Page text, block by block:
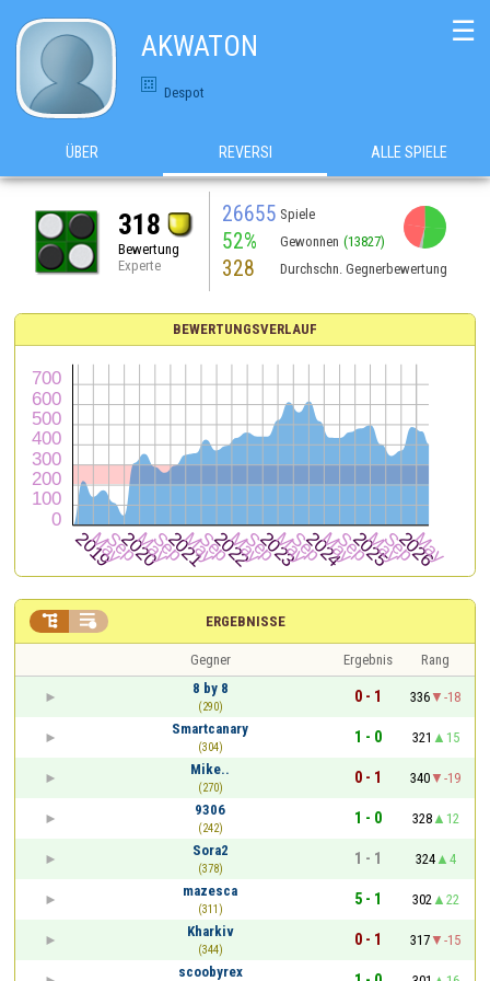
AKWATON
Despot
☰
ÜBER REVERSI ALLE SPIELE
318
Bewertung
Experte
26655 Spiele
52% Gewonnen (13827)
328 Durchschn. Gegnerbewertung
BEWERTUNGSVERLAUF
ERGEBNISSE
 
Gegner Ergebnis
Rang
8 by 8
(290)
0 - 1 336
-18
Smartcanary
(304)
1 - 0 321
15
Mike..
(270)
0 - 1 340
-19
9306
(242)
1 - 0 328
12
Sora2
(378)
1 - 1 324
4
mazesca
(311)
5 - 1 302
22
Kharkiv
(344)
0 - 1 317
-15
scoobyrex